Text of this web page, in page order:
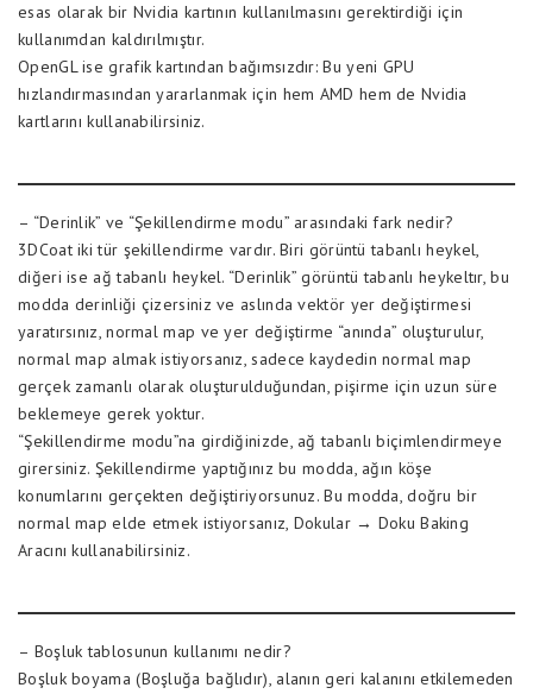
esas olarak bir Nvidia kartının kullanılmasını gerektirdiği için
kullanımdan kaldırılmıştır.
OpenGL ise grafik kartından bağımsızdır: Bu yeni GPU
hızlandırmasından yararlanmak için hem AMD hem de Nvidia
kartlarını kullanabilirsiniz.
– “Derinlik” ve “Şekillendirme modu” arasındaki fark nedir?
3DCoat iki tür şekillendirme vardır. Biri görüntü tabanlı heykel,
diğeri ise ağ tabanlı heykel. “Derinlik” görüntü tabanlı heykeltır, bu
modda derinliği çizersiniz ve aslında vektör yer değiştirmesi
yaratırsınız, normal map ve yer değiştirme “anında” oluşturulur,
normal map almak istiyorsanız, sadece kaydedin normal map
gerçek zamanlı olarak oluşturulduğundan, pişirme için uzun süre
beklemeye gerek yoktur.
“Şekillendirme modu”na girdiğinizde, ağ tabanlı biçimlendirmeye
girersiniz. Şekillendirme yaptığınız bu modda, ağın köşe
konumlarını gerçekten değiştiriyorsunuz. Bu modda, doğru bir
normal map elde etmek istiyorsanız, Dokular → Doku Baking
Aracını kullanabilirsiniz.
– Boşluk tablosunun kullanımı nedir?
Boşluk boyama (Boşluğa bağlıdır), alanın geri kalanını etkilemeden